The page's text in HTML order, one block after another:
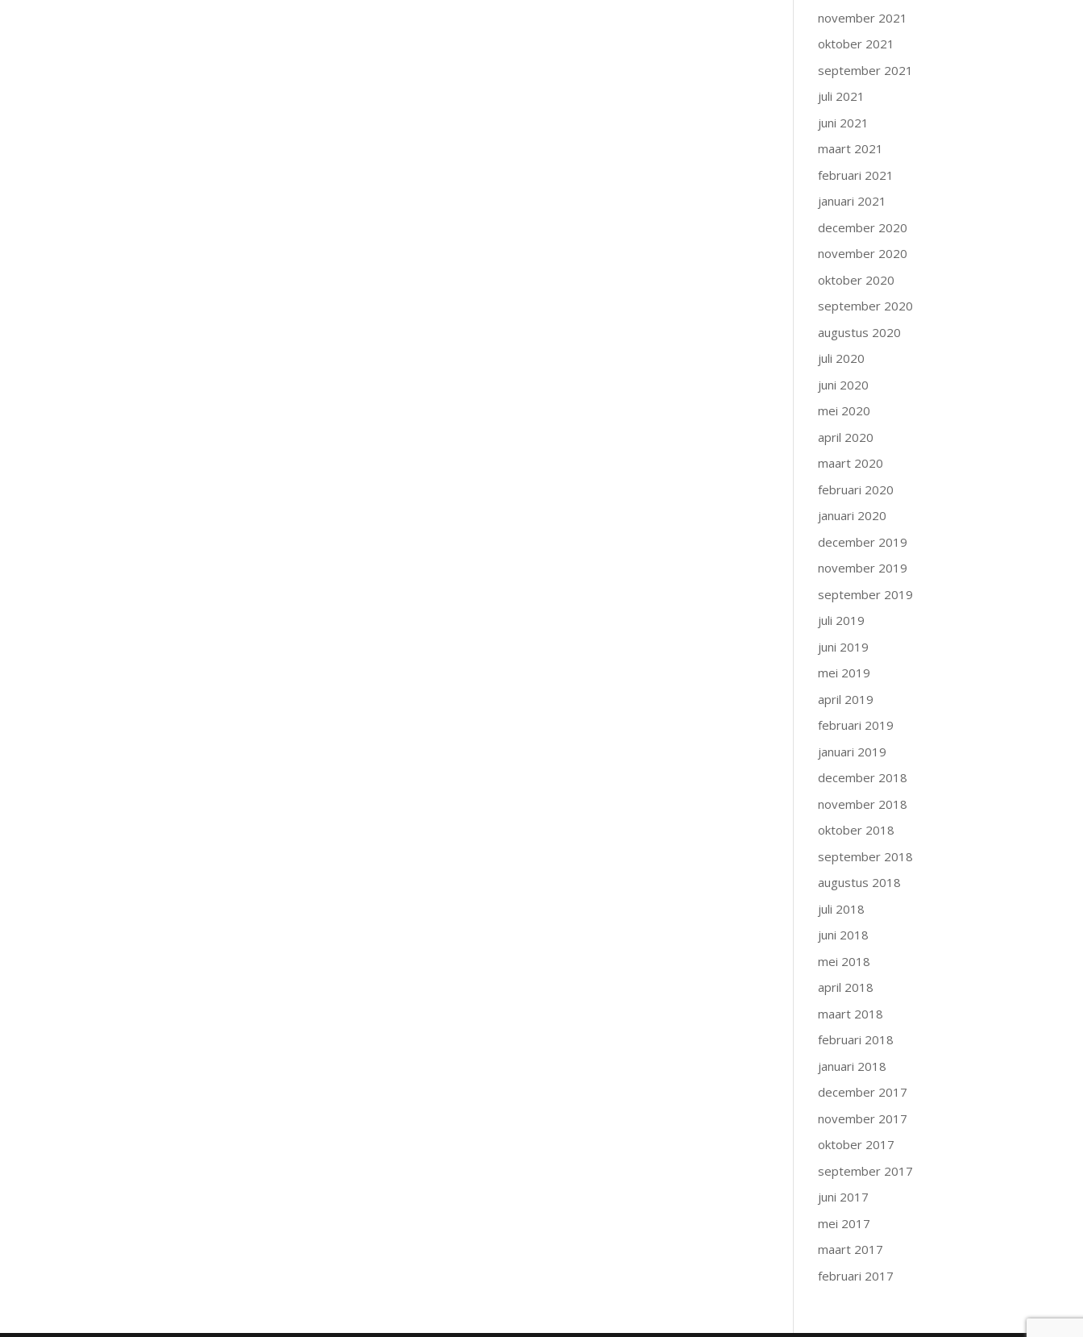
november 2021
oktober 2021
september 2021
juli 2021
juni 2021
maart 2021
februari 2021
januari 2021
december 2020
november 2020
oktober 2020
september 2020
augustus 2020
juli 2020
juni 2020
mei 2020
april 2020
maart 2020
februari 2020
januari 2020
december 2019
november 2019
september 2019
juli 2019
juni 2019
mei 2019
april 2019
februari 2019
januari 2019
december 2018
november 2018
oktober 2018
september 2018
augustus 2018
juli 2018
juni 2018
mei 2018
april 2018
maart 2018
februari 2018
januari 2018
december 2017
november 2017
oktober 2017
september 2017
juni 2017
mei 2017
maart 2017
februari 2017